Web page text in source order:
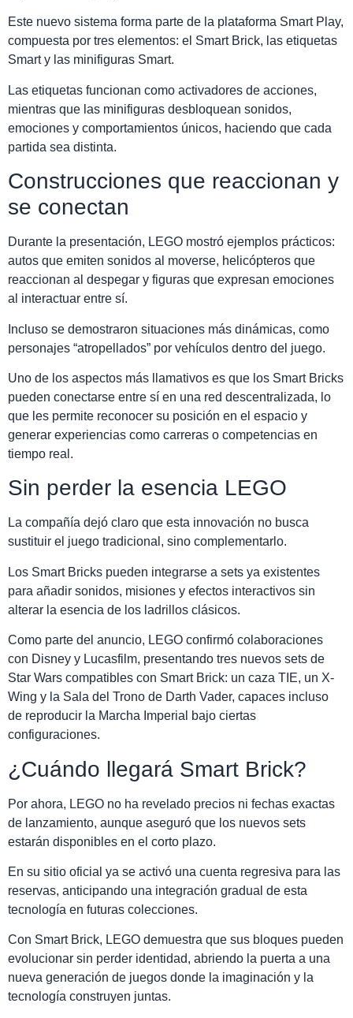
Este nuevo sistema forma parte de la plataforma Smart Play,
compuesta por tres elementos: el Smart Brick, las etiquetas
Smart y las minifiguras Smart.
Las etiquetas funcionan como activadores de acciones,
mientras que las minifiguras desbloquean sonidos,
emociones y comportamientos únicos, haciendo que cada
partida sea distinta.
Construcciones que reaccionan y
se conectan
Durante la presentación, LEGO mostró ejemplos prácticos:
autos que emiten sonidos al moverse, helicópteros que
reaccionan al despegar y figuras que expresan emociones
al interactuar entre sí.
Incluso se demostraron situaciones más dinámicas, como
personajes “atropellados” por vehículos dentro del juego.
Uno de los aspectos más llamativos es que los Smart Bricks
pueden conectarse entre sí en una red descentralizada, lo
que les permite reconocer su posición en el espacio y
generar experiencias como carreras o competencias en
tiempo real.
Sin perder la esencia LEGO
La compañía dejó claro que esta innovación no busca
sustituir el juego tradicional, sino complementarlo.
Los Smart Bricks pueden integrarse a sets ya existentes
para añadir sonidos, misiones y efectos interactivos sin
alterar la esencia de los ladrillos clásicos.
Como parte del anuncio, LEGO confirmó colaboraciones
con Disney y Lucasfilm, presentando tres nuevos sets de
Star Wars compatibles con Smart Brick: un caza TIE, un X-
Wing y la Sala del Trono de Darth Vader, capaces incluso
de reproducir la Marcha Imperial bajo ciertas
configuraciones.
¿Cuándo llegará Smart Brick?
Por ahora, LEGO no ha revelado precios ni fechas exactas
de lanzamiento, aunque aseguró que los nuevos sets
estarán disponibles en el corto plazo.
En su sitio oficial ya se activó una cuenta regresiva para las
reservas, anticipando una integración gradual de esta
tecnología en futuras colecciones.
Con Smart Brick, LEGO demuestra que sus bloques pueden
evolucionar sin perder identidad, abriendo la puerta a una
nueva generación de juegos donde la imaginación y la
tecnología construyen juntas.